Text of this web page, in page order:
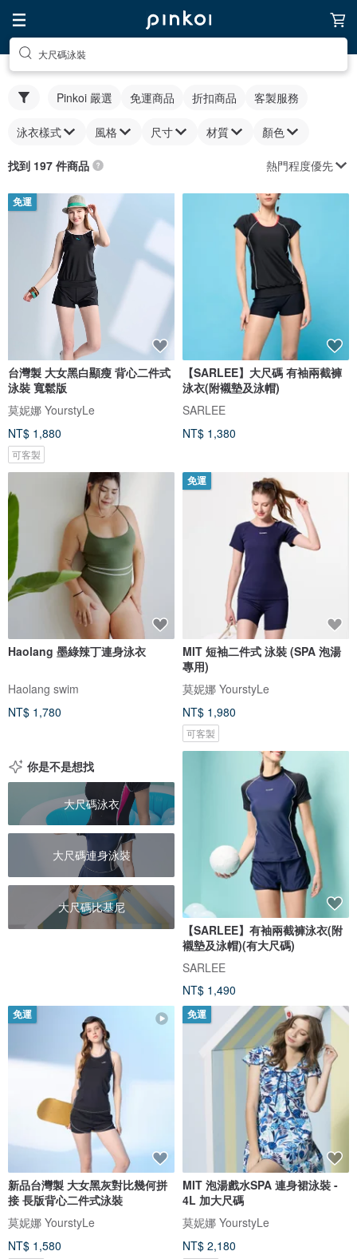
大尺碼泳裝
Pinkoi 嚴選 免運商品 折扣商品 客製服務
泳衣樣式 風格 尺寸 材質 顏色
找到 197 件商品 熱門程度優先
免運
台灣製 大女黑白顯瘦 背心二件式
泳裝 寬鬆版
莫妮娜 YourstyLe
NT$ 1,880
可客製
【SARLEE】大尺碼 有袖兩截褲
泳衣(附襯墊及泳帽)
SARLEE
NT$ 1,380
Haolang 墨綠辣丁連身泳衣
Haolang swim
NT$ 1,780
免運
MIT 短袖二件式 泳裝 (SPA 泡湯
專用)
莫妮娜 YourstyLe
NT$ 1,980
可客製
你是不是想找
大尺碼泳衣
大尺碼連身泳裝
大尺碼比基尼
【SARLEE】有袖兩截褲泳衣(附
襯墊及泳帽)(有大尺碼)
SARLEE
NT$ 1,490
免運
新品台灣製 大女黑灰對比幾何拼
接 長版背心二件式泳裝
莫妮娜 YourstyLe
NT$ 1,580
免運
MIT 泡湯戲水SPA 連身裙泳裝 -
4L 加大尺碼
莫妮娜 YourstyLe
NT$ 2,180